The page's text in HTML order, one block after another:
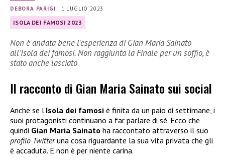
DEBORA PARIGI | 1 LUGLIO 2023
ISOLA DEI FAMOSI 2023
Non è andata bene l’esperienza di Gian Maria Sainato
all’Isola dei famosi. Non raggiunta la Finale per un soffio, è
stato anche lasciato
Il racconto di Gian Maria Sainato sui social
Anche se l’Isola dei famosi è finita da un paio di settimane, i
suoi protagonisti continuano a far parlare di sé. Ecco che
quindi Gian Maria Sainato ha raccontato attraverso il suo
profilo Twitteruna cosa riguardante la sua vita privata che gli
è accaduta. E non è per niente carina.